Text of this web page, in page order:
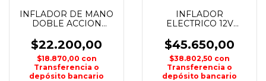
INFLADOR DE MANO
DOBLE ACCION
$22.200,00
$18.870,00 con
Transferencia o
depósito bancario
INFLADOR
ELECTRICO 12V
$45.650,00
$38.802,50 con
Transferencia o
depósito bancario